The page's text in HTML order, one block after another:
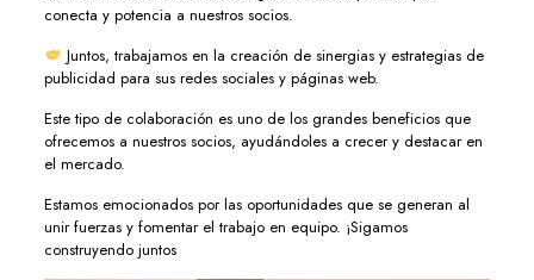
conecta y potencia a nuestros socios.
Juntos, trabajamos en la creación de sinergias y estrategias de
publicidad para sus redes sociales y páginas web.
Este tipo de colaboración es uno de los grandes beneficios que
ofrecemos a nuestros socios, ayudándoles a crecer y destacar en
el mercado.
Estamos emocionados por las oportunidades que se generan al
unir fuerzas y fomentar el trabajo en equipo. ¡Sigamos
construyendo juntos